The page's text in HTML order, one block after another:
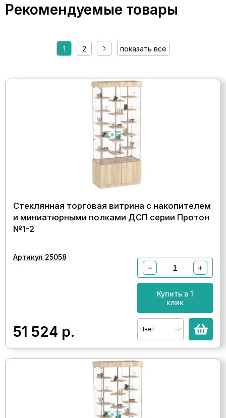
Рекомендуемые товары
1 2 показать все
Стеклянная торговая витрина с накопителем
и миниатюрными полками ДСП серии Протон
№1-2
Артикул 25058
51 524 р.
− +
Купить в 1
клик
Цвет